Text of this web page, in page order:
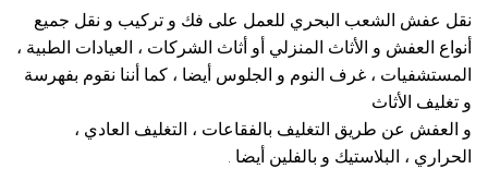
نقل عفش الشعب البحري للعمل على فك و تركيب و نقل جميع
أنواع العفش و الأثاث المنزلي أو أثاث الشركات ، العيادات الطبية ،
المستشفيات ، غرف النوم و الجلوس أيضا ، كما أننا نقوم بفهرسة
و تغليف الأثاث
و العفش عن طريق التغليف بالفقاعات ، التغليف العادي ،
الحراري ، البلاستيك و بالفلين أيضا .